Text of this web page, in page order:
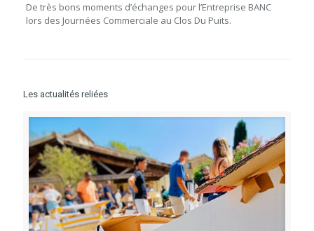
De très bons moments d’échanges pour l’Entreprise BANC
lors des Journées Commerciale au Clos Du Puits.
Les actualités reliées